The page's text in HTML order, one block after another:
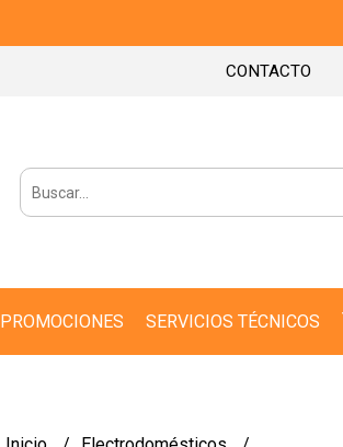
CONTACTO
PROMOCIONES SERVICIOS TÉCNICOS